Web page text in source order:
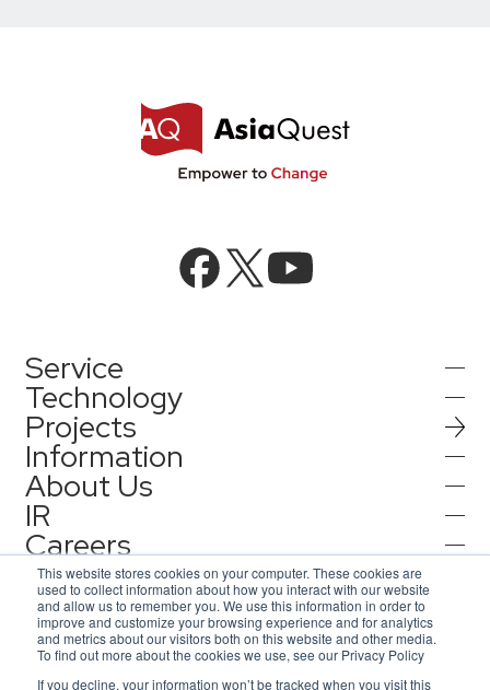
This website stores cookies on your computer. These cookies are
used to collect information about how you interact with our website
and allow us to remember you. We use this information in order to
improve and customize your browsing experience and for analytics
and metrics about our visitors both on this website and other media.
To find out more about the cookies we use, see our Privacy Policy
If you decline, your information won’t be tracked when you visit this
Service
AIインテグレーション
AIソリューション
AQ-AIエージェントシリーズ
AI エージェント基盤構築支援
コンセプトケース
Technology
AI／生成AI
AIエージェント／生成AI／LLM
機械学習／AIモデル
IoT/web3D
Projects
Information
インフォメーション
プレスリリース
お知らせ
About Us
会社情報
コーポレートメッセージ
代表メッセージ
IR
IR情報
IRニュース一覧
Careers
採用情報
アジアクエスト株式会社
Contact
お問合せ